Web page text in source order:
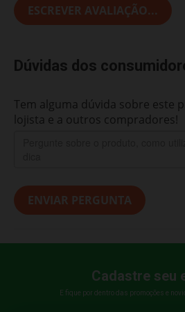
ESCREVER AVALIAÇÃO...
Dúvidas dos
Tem alguma dúvida sobre este
lojista e a outros compradores!
ENVIAR PERGUNTA
Cadastre seu
E fique por dentro das promoções e